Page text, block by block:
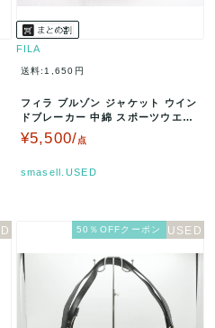
FILA
送料:1,650円
フィラ ブルゾン ジャケット ウイン
ドブレーカー 中綿 スポーツウエア
アウター 黒 レディース L…
¥5,500/点
smasell.USED
50％OFFクーポン